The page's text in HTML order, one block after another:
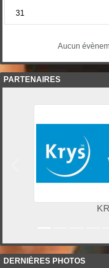
31
Aucun
PARTENAIRES
Précedent
DERNIÈRES PHOTOS